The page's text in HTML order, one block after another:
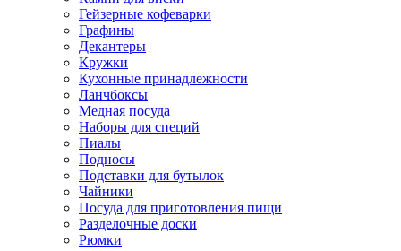
Гейзерные кофеварки
Графины
Декантеры
Кружки
Кухонные принадлежности
Ланчбоксы
Медная посуда
Наборы для специй
Пиалы
Подносы
Подставки для бутылок
Чайники
Посуда для приготовления пищи
Разделочные доски
Рюмки